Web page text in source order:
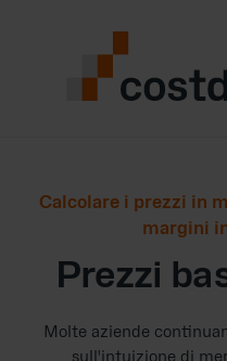
Calcolare i prezzi in
margini
Prezzi
Molte aziende
sull'intuizione di